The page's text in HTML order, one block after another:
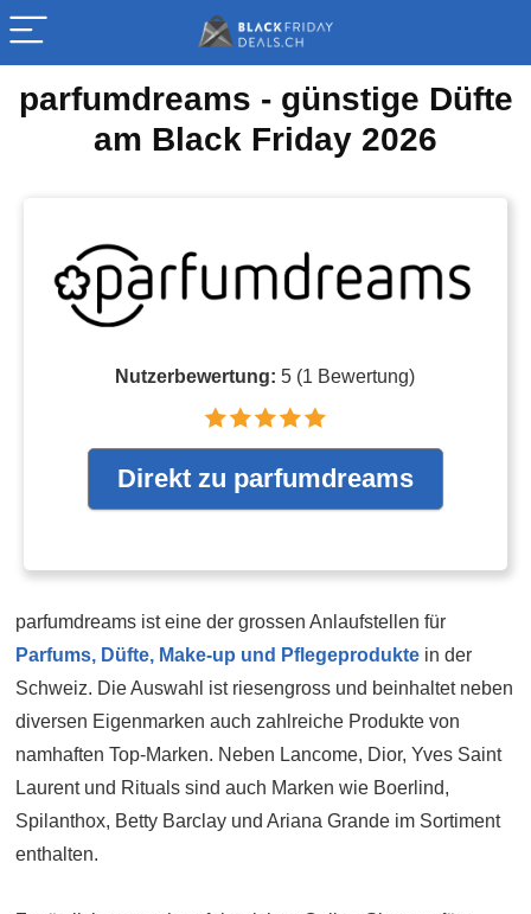
parfumdreams - günstige Düfte
am Black Friday 2026
Nutzerbewertung:5 (1 Bewertung)
Direkt zu parfumdreams
parfumdreams ist eine der grossen Anlaufstellen für
Parfums, Düfte, Make-up und Pflegeprodukte in der
Schweiz. Die Auswahl ist riesengross und beinhaltet neben
diversen Eigenmarken auch zahlreiche Produkte von
namhaften Top-Marken. Neben Lancome, Dior, Yves Saint
Laurent und Rituals sind auch Marken wie Boerlind,
Spilanthox, Betty Barclay und Ariana Grande im Sortiment
enthalten.